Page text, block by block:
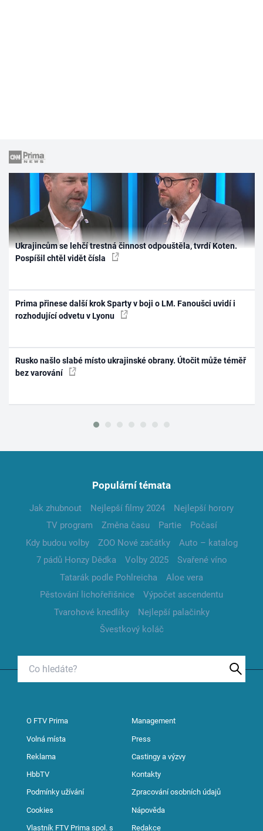
Ukrajincům se lehčí trestná činnost odpouštěla, tvrdí Koten.
Pospíšil chtěl vidět čísla
Prima přinese další krok Sparty v boji o LM. Fanoušci uvidí i
rozhodující odvetu v Lyonu
Rusko našlo slabé místo ukrajinské obrany. Útočit může téměř
bez varování
Populární témata
Jak zhubnout Nejlepší filmy 2024
Nejlepší horory
TV program
Změna času Partie
Počasí
Kdy budou volby
ZOO Nové začátky
Auto – katalog
7 pádů Honzy Dědka
Volby 2025
Svařené víno
Tatarák podle Pohlreicha
Aloe vera
Pěstování lichořeřišnice
Výpočet ascendentu
Tvarohové knedlíky
Nejlepší palačinky
Švestkový koláč
O FTV Prima Management
Volná místa Press
Reklama Castingy a výzvy
HbbTV Kontakty
Podmínky užívání Zpracování osobních údajů
Cookies Nápověda
Vlastník FTV Prima spol. s Redakce